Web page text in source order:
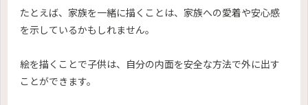
たとえば、家族を一緒に描くことは、家族への愛着や安心感
を示しているかもしれません。
絵を描くことで子供は、自分の内面を安全な方法で外に出す
ことができます。